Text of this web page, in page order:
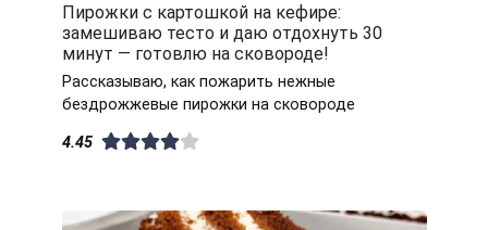
Пирожки с картошкой на кефире:
замешиваю тесто и даю отдохнуть 30
минут — готовлю на сковороде!
Рассказываю, как пожарить нежные
бездрожжевые пирожки на сковороде
4.45